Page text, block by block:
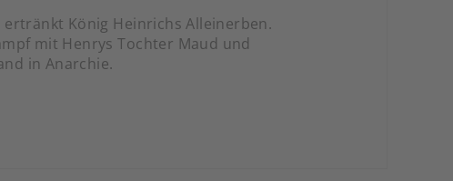
König Heinrichs Alleinerben.
mit Henrys Tochter Maud und
in Anarchie.